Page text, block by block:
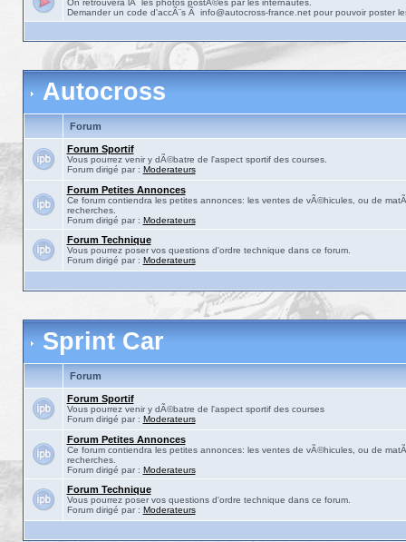
On retrouvera lÃ les photos postÃ©es par les internautes.
Demander un code d'accÃ¨s Ã info@autocross-france.net pour pouvoir poster
Autocross
Forum
Forum Sportif
Vous pourrez venir y dÃ©batre de l'aspect sportif des courses.
Forum dirigé par : Moderateurs
Forum Petites Annonces
Ce forum contiendra les petites annonces: les ventes de vÃ©hicules, ou de
recherches.
Forum dirigé par : Moderateurs
Forum Technique
Vous pourrez poser vos questions d'ordre technique dans ce forum.
Forum dirigé par : Moderateurs
Sprint Car
Forum
Forum Sportif
Vous pourrez venir y dÃ©batre de l'aspect sportif des courses
Forum dirigé par : Moderateurs
Forum Petites Annonces
Ce forum contiendra les petites annonces: les ventes de vÃ©hicules, ou de
recherches.
Forum dirigé par : Moderateurs
Forum Technique
Vous pourrez poser vos questions d'ordre technique dans ce forum.
Forum dirigé par : Moderateurs